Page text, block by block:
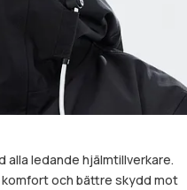
ledande hjälmtillverkare.
och bättre skydd mot